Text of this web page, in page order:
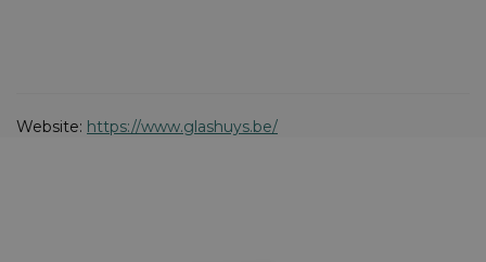
Website: https://www.glashuys.be/